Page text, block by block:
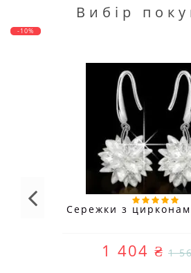
Вибір
-10%
Сережки з
1 404 ₴ 1